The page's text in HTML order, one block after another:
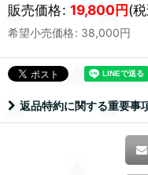
販売価格: 19,800円(
希望小売価格: 38,000円
返品特約に関する重要事